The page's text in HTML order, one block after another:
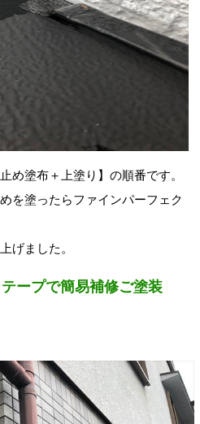
め塗布＋上塗り】の順番です。
を塗ったらファインパーフェク
げました。
ープで簡易補修ご塗装